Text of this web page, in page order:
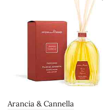
Arancia & Cannella